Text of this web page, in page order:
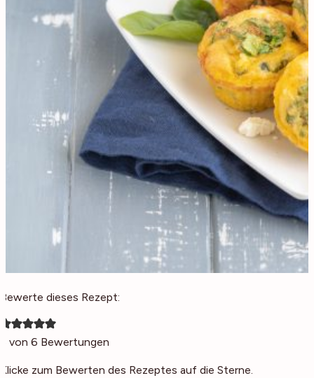
Bewerte dieses Rezept:
von 6 Bewertungen
Klicke zum Bewerten des Rezeptes auf die Sterne.